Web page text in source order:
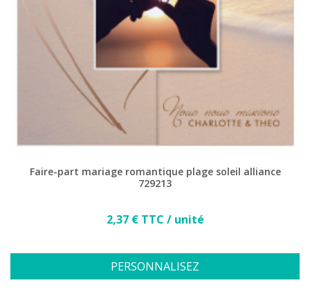
Faire-part mariage romantique plage soleil alliance
729213
Prix
2,37 € TTC / unité
PERSONNALISEZ